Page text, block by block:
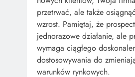
przetrwać, ale także
wzrost. Pamiętaj, że
jednorazowe działanie, ale
wymaga ciągłego
dostosowywania do
warunków rynkowych.